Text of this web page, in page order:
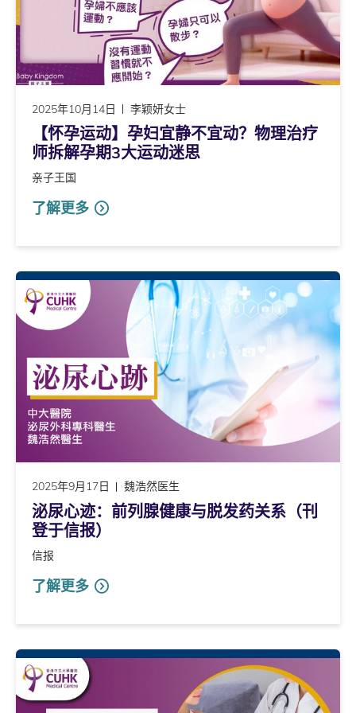
2025年10月14日 李颖妍女士
【怀孕运动】孕妇宜静不宜动？物理治疗
师拆解孕期3大运动迷思
亲子王国
了解更多
2025年9月17日 魏浩然医生
泌尿心迹：前列腺健康与脱发药关系（刊
登于信报）
信报
了解更多